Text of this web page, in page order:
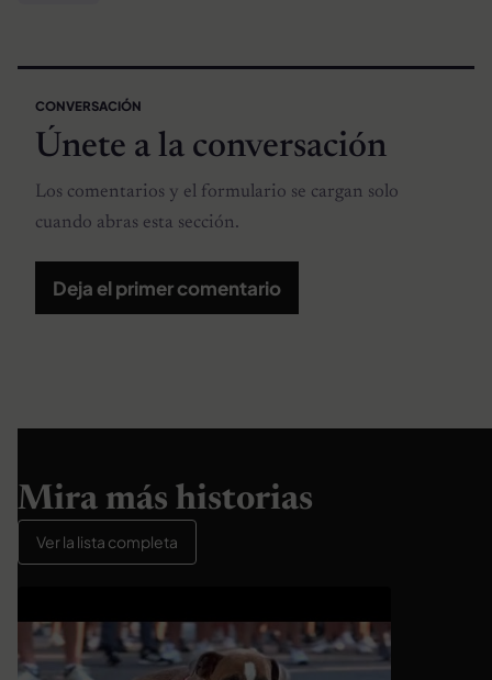
CONVERSACIÓN
Únete a la conversación
Los comentarios y el formulario se cargan solo
cuando abras esta sección.
Deja el primer comentario
Mira más historias
Ver la lista completa